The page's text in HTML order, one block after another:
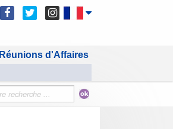
Réunions d'Affaires